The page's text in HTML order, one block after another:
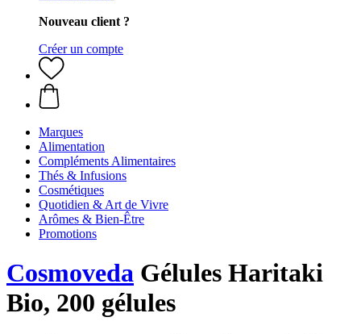
Nouveau client ?
Créer un compte
Marques
Alimentation
Compléments Alimentaires
Thés & Infusions
Cosmétiques
Quotidien & Art de Vivre
Arômes & Bien-Être
Promotions
Cosmoveda Gélules Haritaki
Bio, 200 gélules